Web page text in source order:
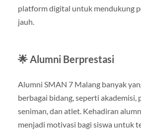
platform digital untuk mendukung
jauh.
🌟 Alumni Berprestasi
Alumni SMAN 7 Malang banyak
berbagai bidang, seperti akademisi,
seniman, dan atlet. Kehadiran
menjadi motivasi bagi siswa untuk